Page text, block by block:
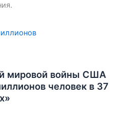
мировой войны США
человек в 37